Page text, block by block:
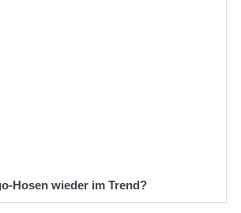
Hosen wieder im Trend?